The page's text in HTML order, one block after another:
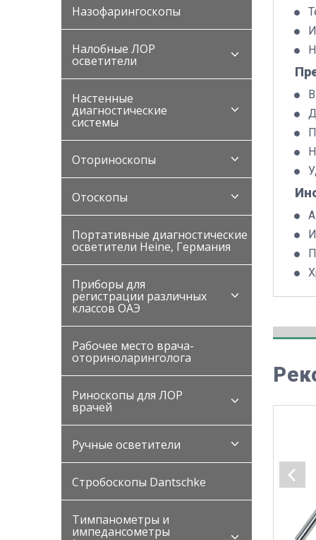
Назофарингоскопы
Налобные ЛОР
осветители
Настенные
диагностические
системы
Оториноскопы
Отоскопы
Портативные диагностические
осветители Heine, Германия
Приборы для
регистрации различных
классов ОАЭ
Рабочее место врача-
оториноларинголога
Риноскопы для ЛОР
врачей
Ручные осветители
Стробоскопы Dantschke
Тимпанометры и
импедансометры